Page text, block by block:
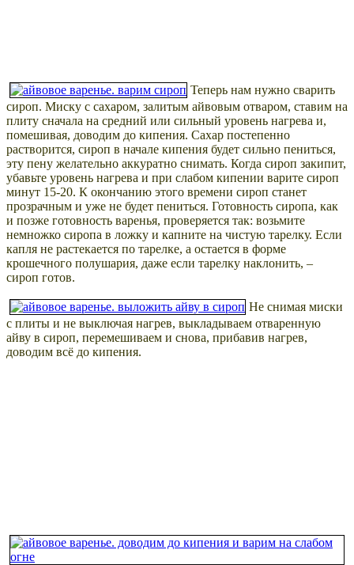
Теперь нам нужно сварить
сироп. Миску с сахаром, залитым айвовым отваром, ставим на
плиту сначала на средний или сильный уровень нагрева и,
помешивая, доводим до кипения. Сахар постепенно
растворится, сироп в начале кипения будет сильно пениться,
эту пену желательно аккуратно снимать. Когда сироп закипит,
убавьте уровень нагрева и при слабом кипении варите сироп
минут 15-20. К окончанию этого времени сироп станет
прозрачным и уже не будет пениться. Готовность сиропа, как
и позже готовность варенья, проверяется так: возьмите
немножко сиропа в ложку и капните на чистую тарелку. Если
капля не растекается по тарелке, а остается в форме
крошечного полушария, даже если тарелку наклонить, –
сироп готов.
Не снимая миски
с плиты и не выключая нагрев, выкладываем отваренную
айву в сироп, перемешиваем и снова, прибавив нагрев,
доводим всё до кипения.